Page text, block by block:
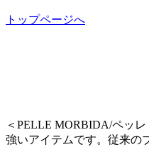
＜PELLE MORBIDA/ペッ
強いアイテムです。従来の
トップページへ